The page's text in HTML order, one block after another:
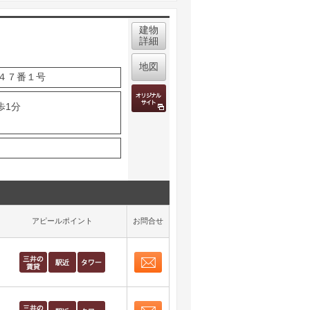
７番１号
1分
建物
詳細
地図
アピールポイント お問合せ